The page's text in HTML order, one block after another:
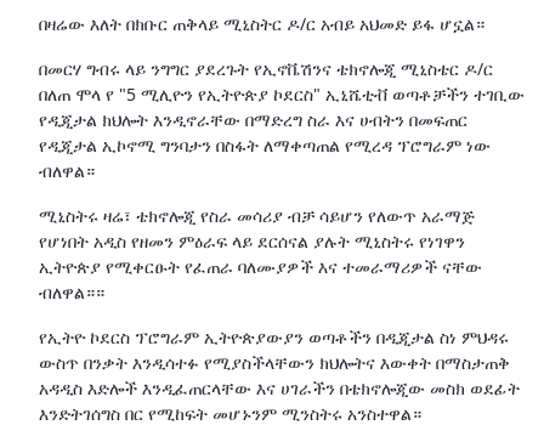
በዛሬው እለት በክቡር ጠቅላይ ሚኒስትር ዶ/ር አብይ አህመድ ይፋ ሆኗል።
በመርሃ ግብሩ ላይ ንግግር ያደረጉት የኢኖቬሽንና ቴክኖሎጂ ሚኒስቴር ዶ/ር
በለጠ ሞላ የ "5 ሚሊዮን የኢትዮጵያ ኮደርስ" ኢኒሼቲቭ ወጣቶቻችን ተገቢው
የዲጂታል ክህሎት እንዲኖራቸው በማድረግ ስራ እና ሀብትን በመፍጠር
የዲጂታል ኢኮኖሚ ግንባታን በስፋት ለማቀጣጠል የሚረዳ ፕሮግራም ነው
ብለዋል።
ሚኒስትሩ ዛሬ፣ ቴክኖሎጂ የስራ መሳሪያ ብቻ ሳይሆን የለውጥ አራማጅ
የሆነበት አዲስ የዘመን ምዕራፍ ላይ ደርሰናል ያሉት ሚኒስትሩ የነገዋን
ኢትዮጵያ የሚቀርፁት የፈጠራ ባለሙያዎች እና ተመራማሪዎች ናቸው
ብለዋል።።
የኢትዮ ኮደርስ ፕሮግራም ኢትዮጵያውያን ወጣቶችን በዲጂታል ስነ ምህዳሩ
ውስጥ በንቃት እንዲሳተፉ የሚያስችላቸውን ክህሎትና እውቀት በማስታጠቅ
አዳዲስ እድሎች እንዲፈጠርላቸው እና ሀገራችን በቴክኖሎጂው መስክ ወደፊት
እንድትገሰግስ በር የሚከፍት መሆኑንም ሚንስትሩ አንስተዋል።